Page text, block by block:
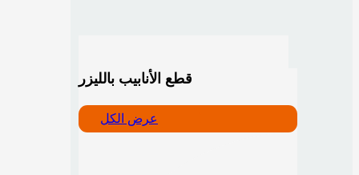
قطع الأنابيب بالليزر
عرض الكل